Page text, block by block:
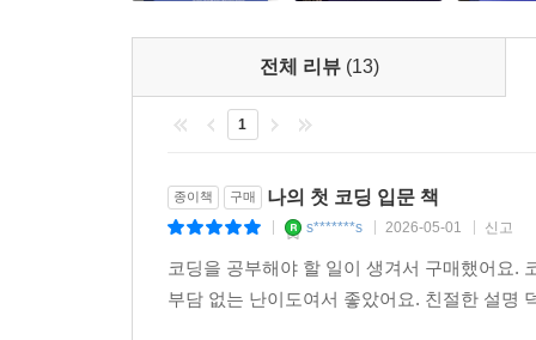
전체 리뷰 (13)
1
종이책 구매 나의 첫 코딩 입문 책
s*******s 2026-05-01 신고
코딩을 공부해야 할 일이 생겨서 구매했어요.
부담 없는 난이도여서 좋았어요. 친절한 설명